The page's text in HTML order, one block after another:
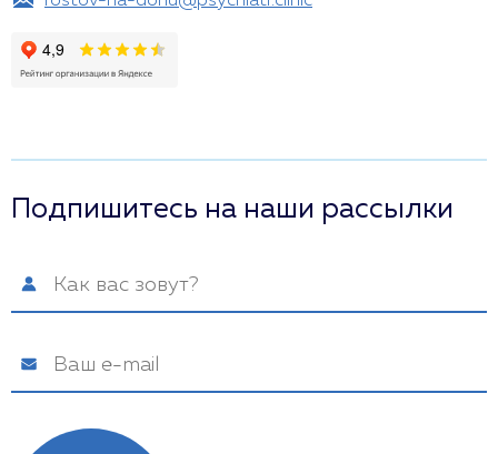
Подпишитесь на наши рассылки